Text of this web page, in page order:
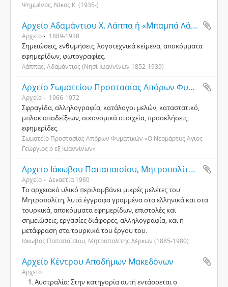
Ψημμένος, Νίκος Κ. (1935-)
Αρχείο Αδαμάντιου Χ. Λάππα ή «Μπαμπά Λάππα»
Αρχείο 1889-1938
Σημειώσεις, ενθυμήσεις, λογοτεχνικά κείμενα, αποκόμματα
εφημερίδων, φωτογραφίες.
Λάππας, Αδαμάντιος (Νησί Ιωαννίνων 1852-1939)
Αρχείο Σωματείου Προστασίας Απόρων Φυματικών «Ο Νεομάρτυς Άγιος Γεώργιος ο εξ Ιωαννίνων»
Αρχείο 1966-1972
Σφραγίδα, αλληλογραφία, κατάλογοι μελών, καταστατικό,
μπλοκ αποδείξεων, οικονομικά στοιχεία, προσκλήσεις,
εφημερίδες.
Σωματείο Προστασίας Απόρων Φυματικών «Ο Νεομάρτυς Άγιος
Γεώργιος ο εξ Ιωαννίνων»
Αρχείο Ιάκωβου Παπαπαϊσίου, Μητροπολίτη Δέρκων
Αρχείο Δεκαετία 1960
Το αρχειακό υλικό περιλαμβάνει μικρές μελέτες του
Μητροπολίτη, λυτά έγγραφα γραμμένα στα ελληνικά και στα
τουρκικά, αποκόμματα εφημερίδων, επιστολές και
σημειώσεις, εργασίες διάφορες, αλληλογραφία, και η
μετάφραση στα τουρκικά του έργου του.
Ιάκωβος Παπαπαϊσίου, Μητροπολίτης Δέρκων (1885-1980)
Αρχείο Κέντρου Αποδήμων Μακεδόνων
Αρχείο
Αυστραλία: Στην κατηγορία αυτή εντάσσεται ο